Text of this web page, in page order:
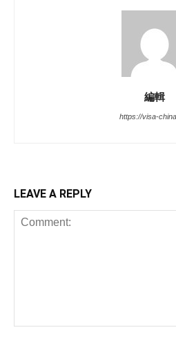
編輯
https://visa-
LEAVE A REPLY